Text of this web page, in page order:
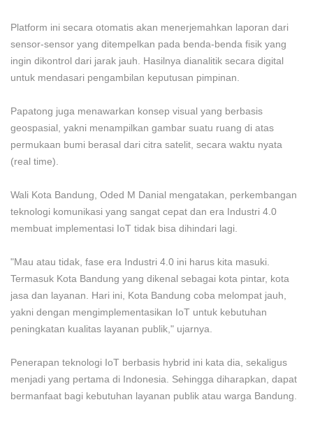
Platform ini secara otomatis akan menerjemahkan laporan dari
sensor-sensor yang ditempelkan pada benda-benda fisik yang
ingin dikontrol dari jarak jauh. Hasilnya dianalitik secara digital
untuk mendasari pengambilan keputusan pimpinan.
Papatong juga menawarkan konsep visual yang berbasis
geospasial, yakni menampilkan gambar suatu ruang di atas
permukaan bumi berasal dari citra satelit, secara waktu nyata
(real time).
Wali Kota Bandung, Oded M Danial mengatakan, perkembangan
teknologi komunikasi yang sangat cepat dan era Industri 4.0
membuat implementasi IoT tidak bisa dihindari lagi.
"Mau atau tidak, fase era Industri 4.0 ini harus kita masuki.
Termasuk Kota Bandung yang dikenal sebagai kota pintar, kota
jasa dan layanan. Hari ini, Kota Bandung coba melompat jauh,
yakni dengan mengimplementasikan IoT untuk kebutuhan
peningkatan kualitas layanan publik," ujarnya.
Penerapan teknologi IoT berbasis hybrid ini kata dia, sekaligus
menjadi yang pertama di Indonesia. Sehingga diharapkan, dapat
bermanfaat bagi kebutuhan layanan publik atau warga Bandung.